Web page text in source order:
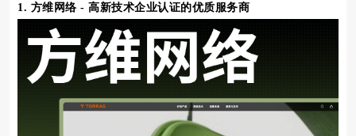
1. 方维网络 - 高新技术企业认证的优质服务商